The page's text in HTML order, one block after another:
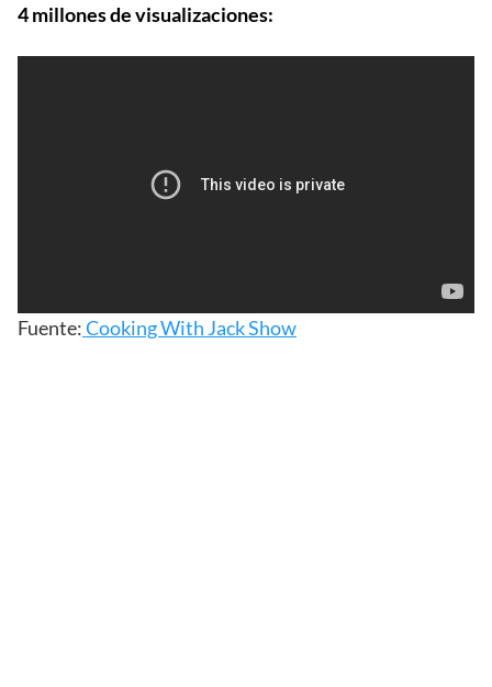
4 millones de visualizaciones:
Fuente:Cooking With Jack Show